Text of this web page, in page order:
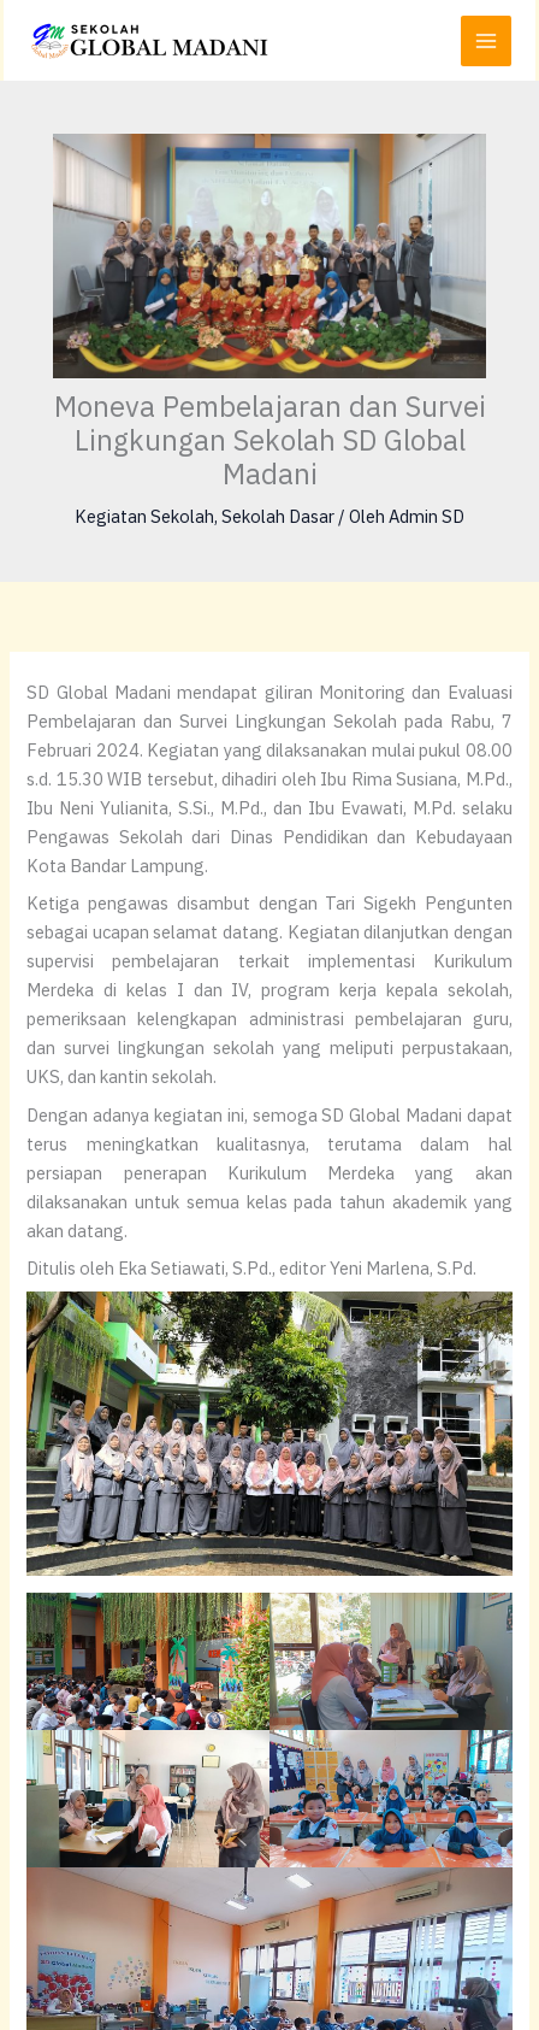
Main
Menu
Moneva Pembelajaran dan Survei
Lingkungan Sekolah SD Global
Madani
Kegiatan Sekolah, Sekolah Dasar / Oleh Admin SD
SD Global Madani mendapat giliran Monitoring dan Evaluasi
Pembelajaran dan Survei Lingkungan Sekolah pada Rabu, 7
Februari 2024. Kegiatan yang dilaksanakan mulai pukul 08.00
s.d. 15.30 WIB tersebut, dihadiri oleh Ibu Rima Susiana, M.Pd.,
Ibu Neni Yulianita, S.Si., M.Pd., dan Ibu Evawati, M.Pd. selaku
Pengawas Sekolah dari Dinas Pendidikan dan Kebudayaan
Kota Bandar Lampung.
Ketiga pengawas disambut dengan Tari Sigekh Pengunten
sebagai ucapan selamat datang. Kegiatan dilanjutkan dengan
supervisi pembelajaran terkait implementasi Kurikulum
Merdeka di kelas I dan IV, program kerja kepala sekolah,
pemeriksaan kelengkapan administrasi pembelajaran guru,
dan survei lingkungan sekolah yang meliputi perpustakaan,
UKS, dan kantin sekolah.
Dengan adanya kegiatan ini, semoga SD Global Madani dapat
terus meningkatkan kualitasnya, terutama dalam hal
persiapan penerapan Kurikulum Merdeka yang akan
dilaksanakan untuk semua kelas pada tahun akademik yang
akan datang.
Ditulis oleh Eka Setiawati, S.Pd., editor Yeni Marlena, S.Pd.